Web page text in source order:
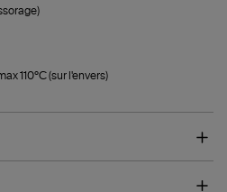
110°C (sur l'envers)